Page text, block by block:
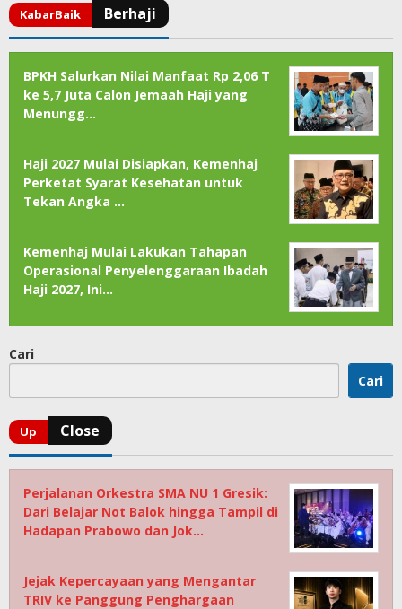
BPKH Salurkan Nilai Manfaat Rp 2,06 T
ke 5,7 Juta Calon Jemaah Haji yang
Menungg…
Haji 2027 Mulai Disiapkan, Kemenhaj
Perketat Syarat Kesehatan untuk
Tekan Angka …
Kemenhaj Mulai Lakukan Tahapan
Operasional Penyelenggaraan Ibadah
Haji 2027, Ini…
Cari
Cari
Perjalanan Orkestra SMA NU 1 Gresik:
Dari Belajar Not Balok hingga Tampil di
Hadapan Prabowo dan Jok…
Jejak Kepercayaan yang Mengantar
TRIV ke Panggung Penghargaan